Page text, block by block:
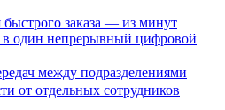
заказа — из минут
один непрерывный цифровой
между подразделениями
от отдельных сотрудников